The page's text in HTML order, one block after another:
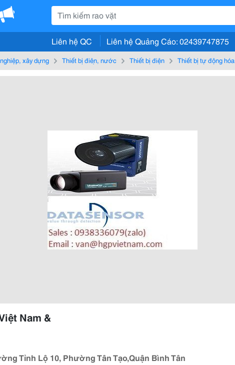
Liên hệ QC Liên hệ Quảng Cáo: 02439747875
xây dựng Thiết bị điện, nước Thiết bị điện Thiết bị tự động hóa
Nam &
Tỉnh Lộ 10, Phường Tân Tạo,Quận Bình Tân